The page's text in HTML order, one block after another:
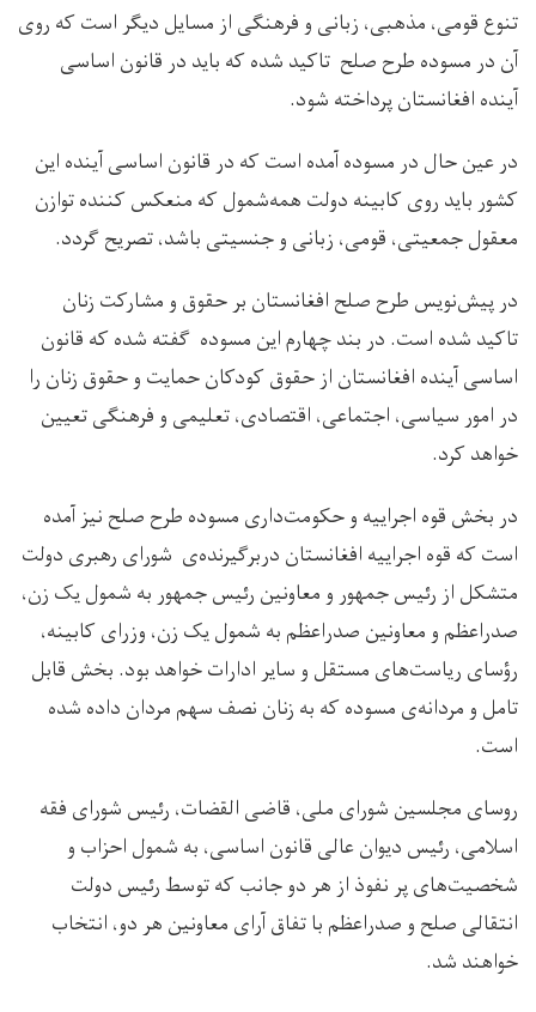
تنوع قومی، مذهبی، زبانی و فرهنگی از مسایل دیگر است که روی
آن در مسوده طرح صلح تاکید شده که باید در قانون اساسی
آینده افغانستان پرداخته شود.
در عین حال در مسوده آمده است که در قانون اساسی آینده این
کشور باید روی کابینه دولت همه‌شمول که منعکس کننده توازن
معقول جمعیتی، قومی، زبانی و جنسیتی باشد، تصریح گردد.
در پیش‌نویس طرح صلح افغانستان بر حقوق و مشارکت زنان
تاکید شده است. در بند چهارم این مسوده گفته شده که قانون
اساسی آینده افغانستان از حقوق کودکان حمایت و حقوق زنان را
در امور سیاسی، اجتماعی، اقتصادی، تعلیمی و فرهنگی تعیین
خواهد کرد.
در بخش قوه اجراییه و حکومت‌داری مسوده طرح صلح نیز آمده
است که قوه اجراییه افغانستان دربرگیرنده‌ی شورای رهبری دولت
متشکل از رئیس جمهور و معاونین رئیس جمهور به شمول یک زن،
صدراعظم و معاونین صدراعظم به شمول یک زن، وزرای کابینه،
رؤسای ریاست‌های مستقل و سایر ادارات خواهد بود. بخش قابل
تامل و مردانه‌ی مسوده که به زنان نصف سهم مردان داده شده
است.
روسای مجلسین شورای ملی، قاضی القضات، رئیس شورای فقه
اسلامی، رئیس دیوان عالی قانون اساسی، به شمول احزاب و
شخصیت‌های پر نفوذ از هر دو جانب که توسط رئیس دولت
انتقالی صلح و صدراعظم با تفاق آرای معاونین هر دو، انتخاب
خواهند شد.